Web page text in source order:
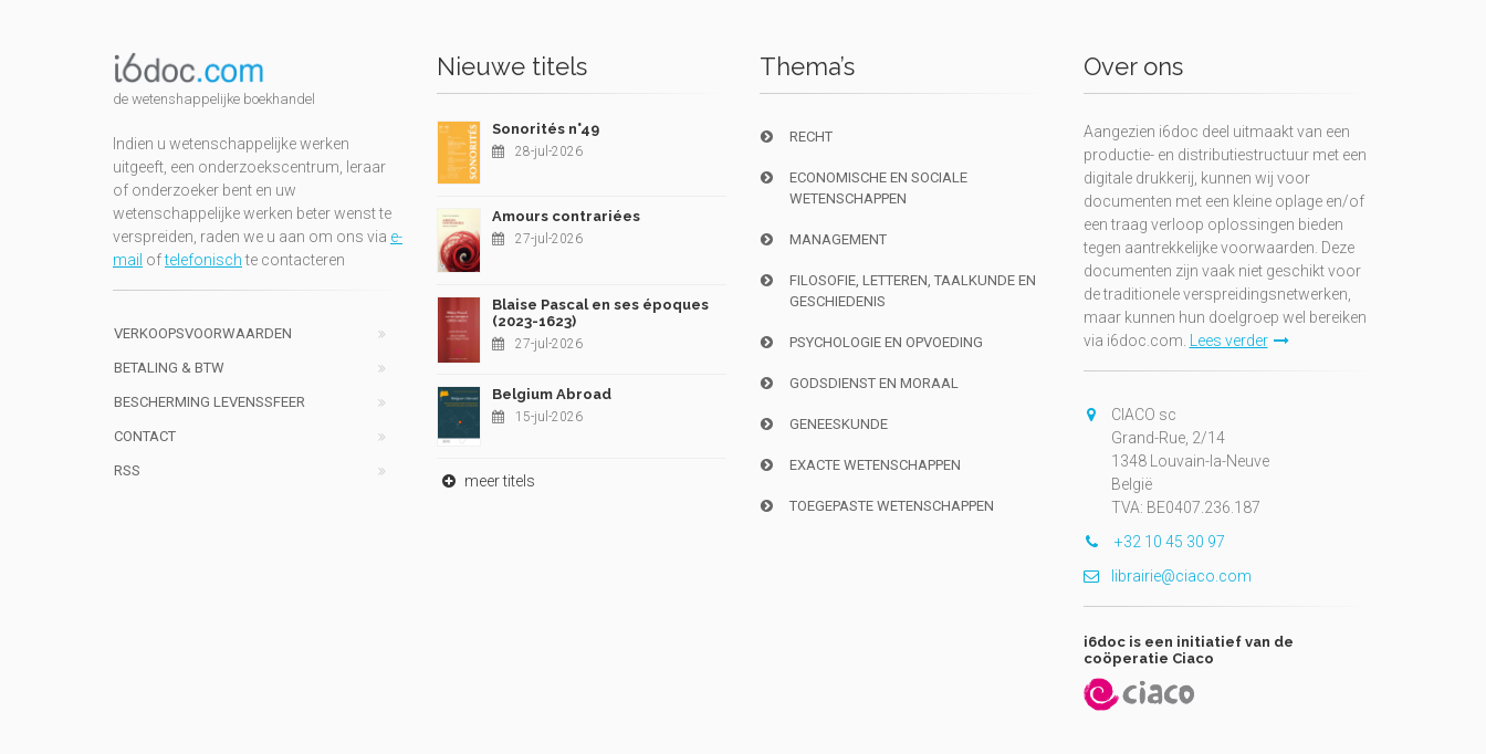
de wetenshappelijke boekhandel
Indien u wetenschappelijke werken
uitgeeft, een onderzoekscentrum, leraar
of onderzoeker bent en uw
wetenschappelijke werken beter wenst te
verspreiden, raden we u aan om ons via e-
mail oftelefonischte contacteren
VERKOOPSVOORWAARDEN
BETALING & BTW
BESCHERMING LEVENSSFEER
CONTACT
RSS
Nieuwe titels
Sonorités n°49
28-jul-2026
Amours contrariées
27-jul-2026
Blaise Pascal en ses époques
(2023-1623)
27-jul-2026
Belgium Abroad
15-jul-2026
meer titels
Thema’s
RECHT
ECONOMISCHE EN SOCIALE
WETENSCHAPPEN
MANAGEMENT
FILOSOFIE, LETTEREN, TAALKUNDE EN
GESCHIEDENIS
PSYCHOLOGIE EN OPVOEDING
GODSDIENST EN MORAAL
GENEESKUNDE
EXACTE WETENSCHAPPEN
TOEGEPASTE WETENSCHAPPEN
Over ons
Aangezien i6doc deel uitmaakt van een
productie- en distributiestructuur met een
digitale drukkerij, kunnen wij voor
documenten met een kleine oplage en/of
een traag verloop oplossingen bieden
tegen aantrekkelijke voorwaarden. Deze
documenten zijn vaak niet geschikt voor
de traditionele verspreidingsnetwerken,
maar kunnen hun doelgroep wel bereiken
via i6doc.com. Lees verder
CIACO sc
Grand-Rue, 2/14
1348 Louvain-la-Neuve
België
TVA: BE0407.236.187
+32 10 45 30 97
librairie@ciaco.com
i6doc is een initiatief van de
coöperatie Ciaco